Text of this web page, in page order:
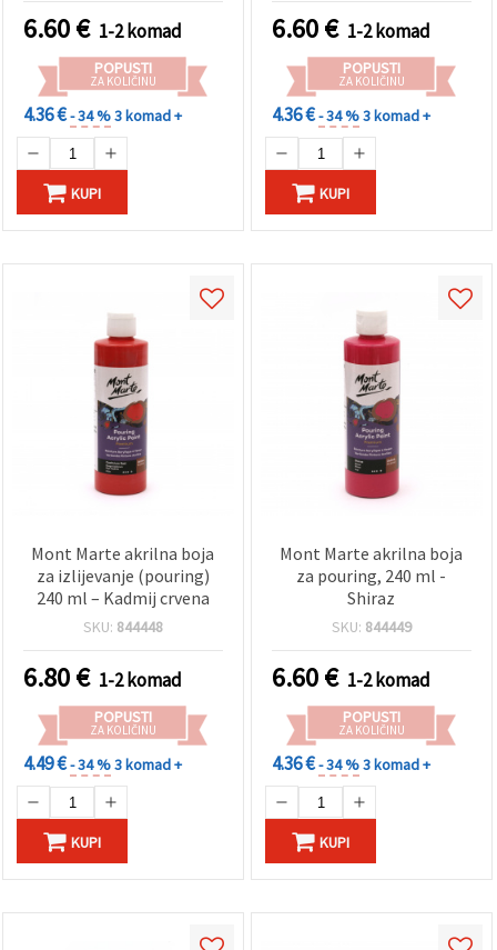
6.60€ 1-2 komad
POPUSTI
ZA KOLIČINU
4.36 €- 34 %3 komad +
KUPI
6.60€ 1-2 komad
POPUSTI
ZA KOLIČINU
4.36 €- 34 %3 komad +
KUPI
Mont Marte akrilna boja
za izlijevanje (pouring)
240 ml – Kadmij crvena
SKU: 844448
6.80€ 1-2 komad
POPUSTI
ZA KOLIČINU
4.49 €- 34 %3 komad +
KUPI
Mont Marte akrilna boja
za pouring, 240 ml -
Shiraz
SKU: 844449
6.60€ 1-2 komad
POPUSTI
ZA KOLIČINU
4.36 €- 34 %3 komad +
KUPI